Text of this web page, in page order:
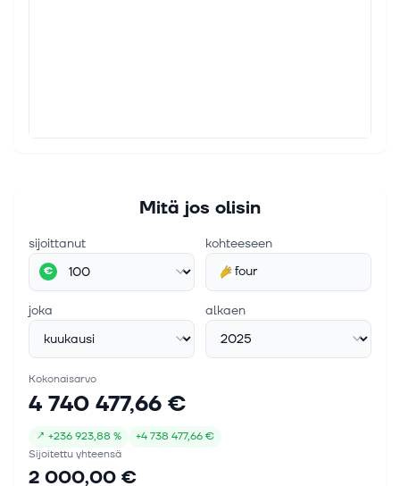
Mitä jos olisin
sijoittanut
€
kohteeseen
four
joka alkaen
Kokonaisarvo
4 740 477,66 €
↗ +236 923,88 % +4 738 477,66 €
Sijoitettu yhteensä
2 000,00 €